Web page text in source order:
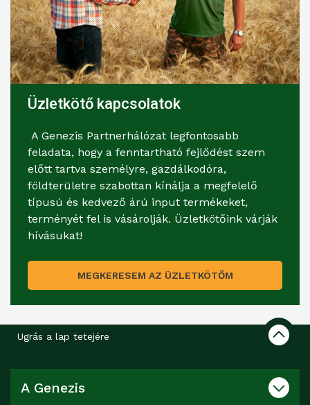
Üzletkötő kapcsolatok
A Genezis Partnerhálózat legfontosabb
feladata, hogy a fenntartható fejlődést szem
előtt tartva személyre, gazdálkodóra,
földterületre szabottan kínálja a megfelelő
típusú és kedvező árú input termékeket,
terményét fel is vásárolják. Üzletkötőink várják
hívásukat!
MEGKERESEM AZ ÜZLETKÖTŐM
Ugrás a lap tetejére
A Genezis